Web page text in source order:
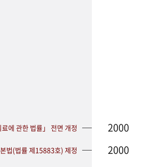
에 관한 법률」 전면 개정 2000
법(법률 제15883호) 제정 2000